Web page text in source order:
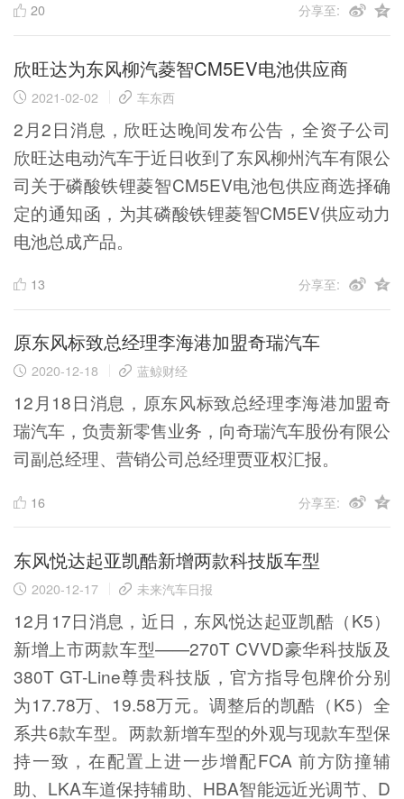
20 分享至:
欣旺达为东风柳汽菱智CM5EV电池供应商
2021-02-02 车东西
2月2日消息，欣旺达晚间发布公告，全资子公司
欣旺达电动汽车于近日收到了东风柳州汽车有限公
司关于磷酸铁锂菱智CM5EV电池包供应商选择确
定的通知函，为其磷酸铁锂菱智CM5EV供应动力
电池总成产品。
13 分享至:
原东风标致总经理李海港加盟奇瑞汽车
2020-12-18 蓝鲸财经
12月18日消息，原东风标致总经理李海港加盟奇
瑞汽车，负责新零售业务，向奇瑞汽车股份有限公
司副总经理、营销公司总经理贾亚权汇报。
16 分享至:
东风悦达起亚凯酷新增两款科技版车型
2020-12-17 未来汽车日报
12月17日消息，近日，东风悦达起亚凯酷（K5）
新增上市两款车型——270T CVVD豪华科技版及
380T GT-Line尊贵科技版，官方指导包牌价分别
为17.78万、19.58万元。调整后的凯酷（K5）全
系共6款车型。两款新增车型的外观与现款车型保
持一致，在配置上进一步增配FCA 前方防撞辅
助、LKA车道保持辅助、HBA智能远近光调节、D